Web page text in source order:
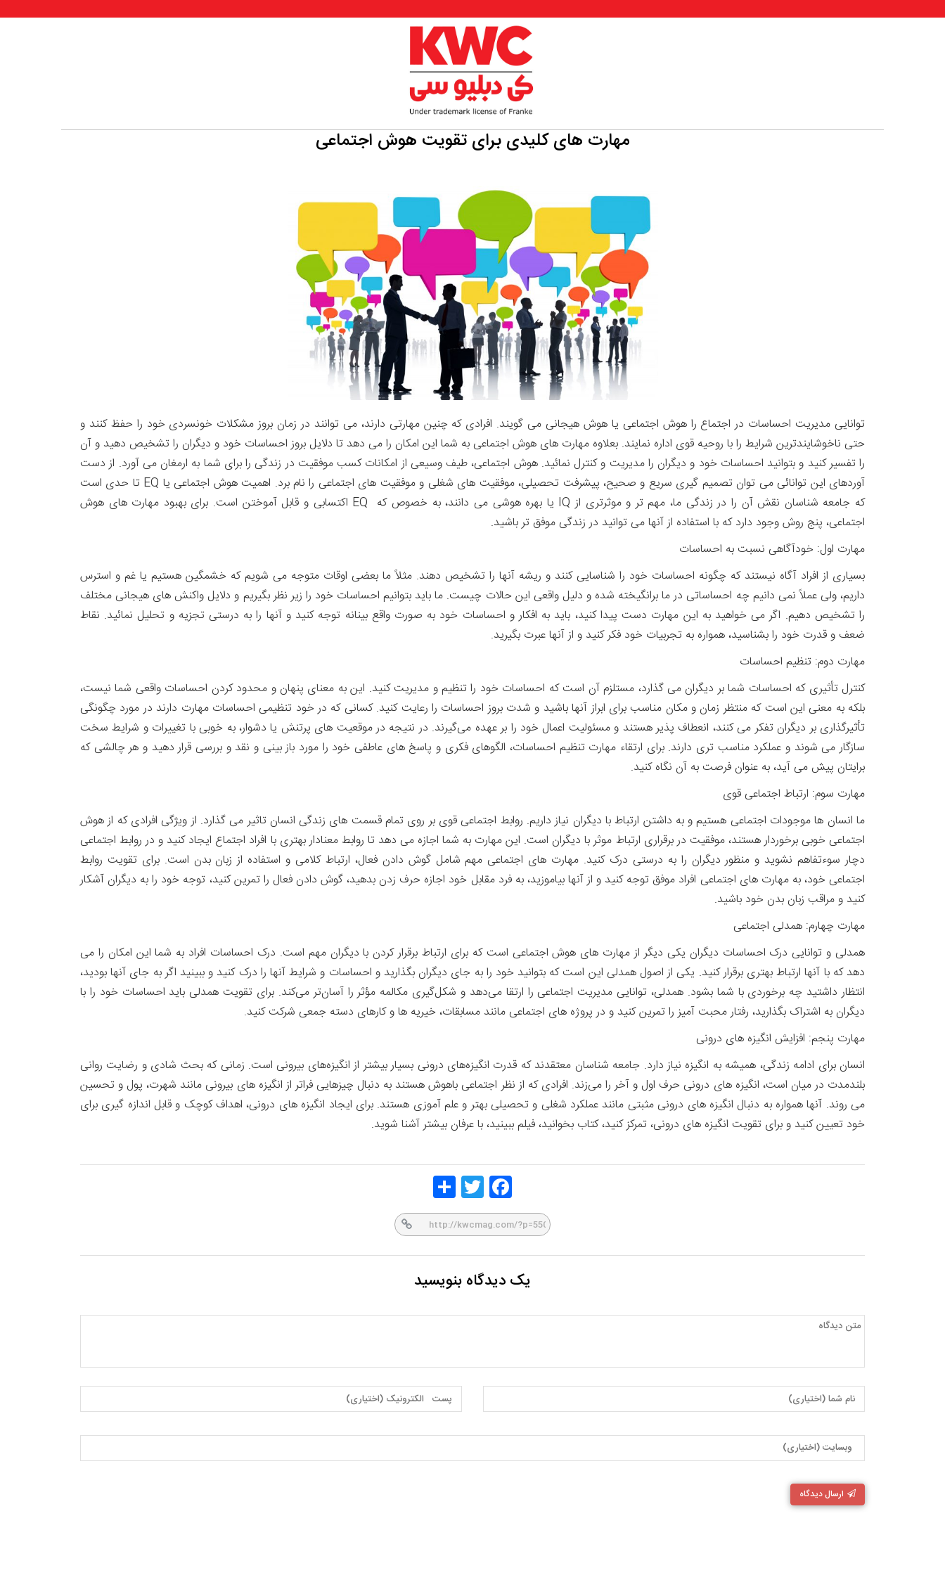
مهارت های کلیدی برای تقویت هوش اجتماعی
توانایی مدیریت احساسات در اجتماع را هوش اجتماعی یا هوش هیجانی می گویند. افرادی که چنین مهارتی دارند، می توانند در زمان بروز مشکلات خونسردی خود را حفظ کنند و
حتی ناخوشایندترین شرایط را با روحیه قوی اداره نمایند. بعلاوه مهارت های هوش اجتماعی به شما این امکان را می دهد تا دلایل بروز احساسات خود و دیگران را تشخیص دهید و آن
را تفسیر کنید و بتوانید احساسات خود و دیگران را مدیریت و کنترل نمائید. هوش اجتماعی، طیف وسیعی از امکانات کسب موفقیت در زندگی را برای شما به ارمغان می آورد. از دست
آوردهای این توانائی می توان تصمیم گیری سریع و صحیح، پیشرفت تحصیلی، موفقیت های شغلی و موفقیت های اجتماعی را نام برد. اهمیت هوش اجتماعی یا EQ تا حدی است
که جامعه شناسان نقش آن را در زندگی ما، مهم تر و موثرتری از IQ یا بهره هوشی می دانند، به خصوص که EQ اکتسابی و قابل آموختن است. برای بهبود مهارت های هوش
اجتماعی، پنج روش وجود دارد که با استفاده از آنها می توانید در زندگی موفق تر باشید.
مهارت اول: خودآگاهی نسبت به احساسات
بسیاری از افراد آگاه نیستند که چگونه احساسات خود را شناسایی کنند و ریشه آنها را تشخیص دهند. مثلاً ما بعضی اوقات متوجه می شویم که خشمگین هستیم یا غم و استرس
داریم، ولی عملاً نمی دانیم چه احساساتی در ما برانگیخته شده و دلیل واقعی این حالات چیست. ما باید بتوانیم احساسات خود را زیر نظر بگیریم و دلایل واکنش های هیجانی مختلف
را تشخیص دهیم. اگر می خواهید به این مهارت دست پیدا کنید، باید به افکار و احساسات خود به صورت واقع بینانه توجه کنید و آنها را به درستی تجزیه و تحلیل نمائید. نقاط
ضعف و قدرت خود را بشناسید، همواره به تجربیات خود فکر کنید و از آنها عبرت بگیرید.
مهارت دوم: تنظیم احساسات
کنترل تأثیری که احساسات شما بر دیگران می گذارد، مستلزم آن است که احساسات خود را تنظیم و مدیریت کنید. این به معنای پنهان و محدود کردن احساسات واقعی شما نیست،
بلکه به معنی این است که منتظر زمان و مکان مناسب برای ابراز آنها باشید و شدت بروز احساسات را رعایت کنید. کسانی که در خود تنظیمی احساسات مهارت دارند در مورد چگونگی
تأثیرگذاری بر دیگران تفکر می کنند، انعطاف پذیر هستند و مسئولیت اعمال خود را بر عهده می‌گیرند. در نتیجه در موقعیت های پرتنش یا دشوار، به خوبی با تغییرات و شرایط سخت
سازگار می شوند و عملکرد مناسب تری دارند. برای ارتقاء مهارت تنظیم احساسات، الگوهای فکری و پاسخ های عاطفی خود را مورد باز بینی و نقد و بررسی قرار دهید و هر چالشی که
برایتان پیش می آید، به عنوان فرصت به آن نگاه کنید.
مهارت سوم: ارتباط اجتماعی قوی
ما انسان ها موجودات اجتماعی هستیم و به داشتن ارتباط با دیگران نیاز داریم. روابط اجتماعی قوی بر روی تمام قسمت های زندگی انسان تاثیر می گذارد. از ویژگی افرادی که از هوش
اجتماعی خوبی برخوردار هستند، موفقیت در برقراری ارتباط موثر با دیگران است. این مهارت به شما اجازه می دهد تا روابط معنادار بهتری با افراد اجتماع ایجاد کنید و در روابط اجتماعی
دچار سوءتفاهم نشوید و منظور دیگران را به درستی درک کنید. مهارت های اجتماعی مهم شامل گوش دادن فعال، ارتباط کلامی و استفاده از زبان بدن است. برای تقویت روابط
اجتماعی خود، به مهارت های اجتماعی افراد موفق توجه کنید و از آنها بیاموزید، به فرد مقابل خود اجازه حرف زدن بدهید، گوش دادن فعال را تمرین کنید، توجه خود را به دیگران آشکار
کنید و مراقب زبان بدن خود باشید.
مهارت چهارم: همدلی اجتماعی
همدلی و توانایی درک احساسات دیگران یکی دیگر از مهارت های هوش اجتماعی است که برای ارتباط برقرار کردن با دیگران مهم است. درک احساسات افراد به شما این امکان را می
دهد که با آنها ارتباط بهتری برقرار کنید. یکی از اصول همدلی این است که بتوانید خود را به جای دیگران بگذارید و احساسات و شرایط آنها را درک کنید و ببینید اگر به جای آنها بودید،
انتظار داشتید چه برخوردی با شما بشود. همدلی، توانایی مدیریت اجتماعی را ارتقا می‌دهد و شکل‌گیری مکالمه‌ مؤثر را آسان‌تر می‌کند. برای تقویت همدلی باید احساسات خود را با
دیگران به اشتراک بگذارید، رفتار محبت آمیز را تمرین کنید و در پروژه های اجتماعی مانند مسابقات، خیریه ها و کارهای دسته جمعی شرکت کنید.
مهارت پنجم: افزایش انگیزه های درونی
انسان برای ادامه زندگی، همیشه به انگیزه نیاز دارد. جامعه شناسان معتقدند که قدرت انگیزه‌های درونی بسیار بیشتر از انگیزه‌های بیرونی است. زمانی که بحث شادی و رضایت روانی
بلند‌مدت در میان است، انگیزه های درونی حرف اول و آخر را می‌زند. افرادی که از نظر اجتماعی باهوش هستند به دنبال چیزهایی فراتر از انگیزه های بیرونی مانند شهرت، پول و تحسین
می روند. آنها همواره به دنبال انگیزه های درونی مثبتی مانند عملکرد شغلی و تحصیلی بهتر و علم آموزی هستند. برای ایجاد انگیزه های درونی، اهداف کوچک و قابل اندازه گیری برای
خود تعیین کنید و برای تقویت انگیزه های درونی، تمرکز کنید، کتاب بخوانید، فیلم ببینید، با عرفان بیشتر آشنا شوید.
Face
book
Twitt
er
یک دیدگاه بنویسید
ارسال دیدگاه